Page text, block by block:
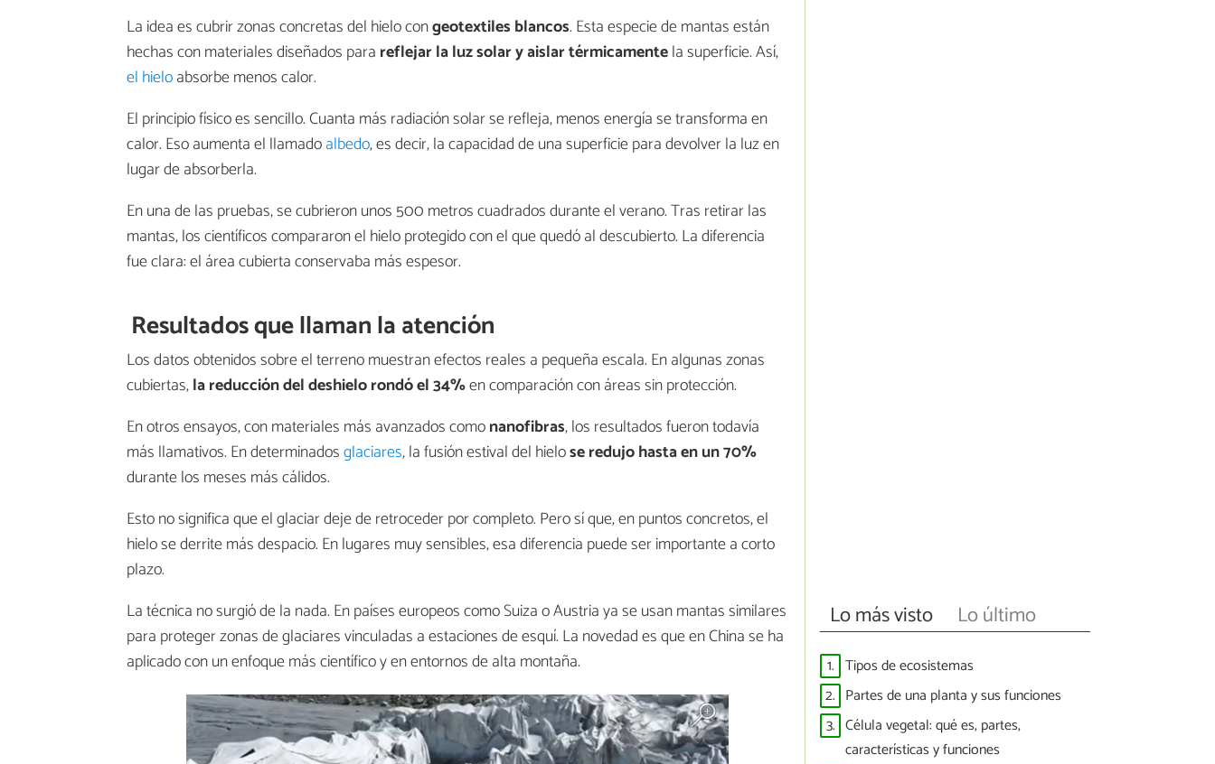
La idea es cubrir zonas concretas del hielo congeotextiles blancos. Esta especie de mantas están
hechas con materiales diseñados para reflejar la luz solar y aislar térmicamentela superficie. Así,
el hieloabsorbe menos calor.
El principio físico es sencillo. Cuanta más radiación solar se refleja, menos energía se transforma en
calor. Eso aumenta el llamadoalbedo, es decir, la capacidad de una superficie para devolver la luz en
lugar de absorberla.
En una de las pruebas, se cubrieron unos 500 metros cuadrados durante el verano. Tras retirar las
mantas, los científicos compararon el hielo protegido con el que quedó al descubierto. La diferencia
fue clara: el área cubierta conservaba más espesor.
Resultados que llaman la atención
Los datos obtenidos sobre el terreno muestran efectos reales a pequeña escala. En algunas zonas
cubiertas,la reducción del deshielo rondó el 34%en comparación con áreas sin protección.
En otros ensayos, con materiales más avanzados comonanofibras, los resultados fueron todavía
más llamativos. En determinadosglaciares, la fusión estival del hielose redujo hasta en un 70%
durante los meses más cálidos.
Esto no significa que el glaciar deje de retroceder por completo. Pero sí que, en puntos concretos, el
hielo se derrite más despacio. En lugares muy sensibles, esa diferencia puede ser importante a corto
plazo.
La técnica no surgió de la nada. En países europeos como Suiza o Austria ya se usan mantas similares
para proteger zonas de glaciares vinculadas a estaciones de esquí. La novedad es que en China se ha
aplicado con un enfoque más científico y en entornos de alta montaña.
Lo más visto Lo último
1. Tipos de ecosistemas
2. Partes de una planta y sus funciones
3. Célula vegetal: qué es, partes,
características y funciones